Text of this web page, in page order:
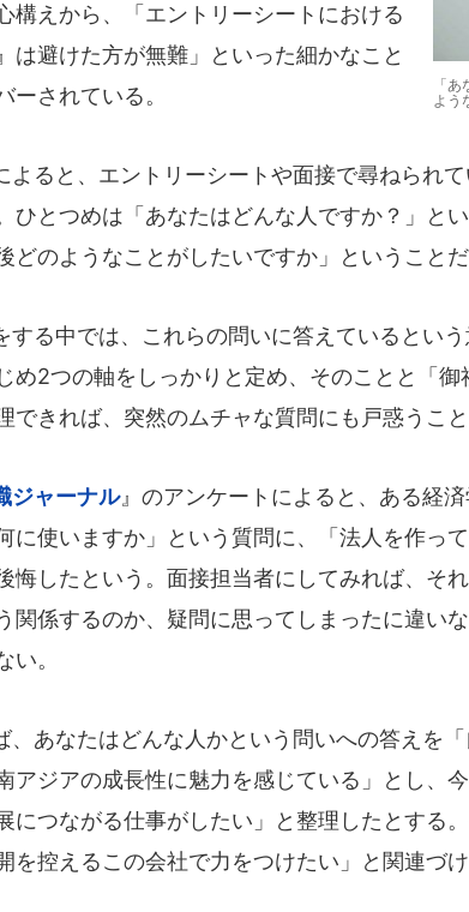
「
よう
構えから、「エントリーシートにおける
は避けた方が無難」といった細かなこと
ーされている。
よると、エントリーシートや面接で尋ねられ
ひとつめは「あなたはどんな人ですか？」と
どのようなことがしたいですか」ということだ
する中では、これらの問いに答えているという
め2つの軸をしっかりと定め、そのことと「
できれば、突然のムチャな質問にも戸惑うこと
ジャーナル』のアンケートによると、ある経
に使いますか」という質問に、「法人を作っ
悔したという。面接担当者にしてみれば、そ
関係するのか、疑問に思ってしまったに違い
い。
、あなたはどんな人かという問いへの答えを
アジアの成長性に魅力を感じている」とし、
につながる仕事がしたい」と整理したとする
を控えるこの会社で力をつけたい」と関連づけ